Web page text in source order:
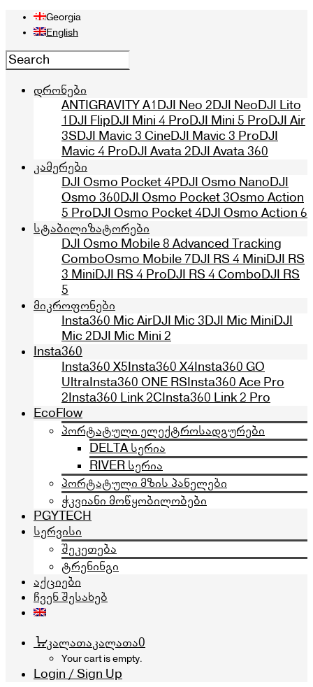
Georgia
English
დრონები
ANTIGRAVITY A1DJI Neo 2DJI NeoDJI Lito
1DJI FlipDJI Mini 4 ProDJI Mini 5 ProDJI Air
3SDJI Mavic 3 CineDJI Mavic 3 ProDJI
Mavic 4 ProDJI Avata 2DJI Avata 360
კამერები
DJI Osmo Pocket 4PDJI Osmo NanoDJI
Osmo 360DJI Osmo Pocket 3Osmo Action
5 ProDJI Osmo Pocket 4DJI Osmo Action 6
სტაბილიზატორები
DJI Osmo Mobile 8 Advanced Tracking
ComboOsmo Mobile 7DJI RS 4 MiniDJI RS
3 MiniDJI RS 4 ProDJI RS 4 ComboDJI RS
5
მიკროფონები
Insta360 Mic AirDJI Mic 3DJI Mic MiniDJI
Mic 2DJI Mic Mini 2
Insta360
Insta360 X5Insta360 X4Insta360 GO
UltraInsta360 ONE RSInsta360 Ace Pro
2Insta360 Link 2CInsta360 Link 2 Pro
EcoFlow
პორტატული ელექტროსადგურები
DELTA სერია
RIVER სერია
პორტატული მზის პანელები
ჭკვიანი მოწყობილობები
PGYTECH
სერვისი
შეკეთება
ტრენინგი
აქციები
ჩვენ შესახებ
კალათაკალათა0
Your cart is empty.
Login / Sign Up